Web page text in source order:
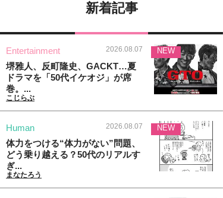
新着記事
Entertainment 2026.08.07
堺雅人、反町隆史、GACKT…夏
ドラマを「50代イケオジ」が席
巻。...
こじらぶ
NEW
Human 2026.08.07
体力をつける“体力がない”問題、
どう乗り越える？50代のリアルす
ぎ...
まなたろう
NEW